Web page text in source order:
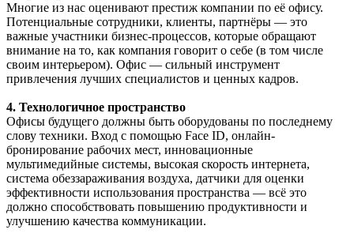
Многие из нас оценивают престиж компании по её офису.
Потенциальные сотрудники, клиенты, партнёры — это
важные участники бизнес-процессов, которые обращают
внимание на то, как компания говорит о себе (в том числе
своим интерьером). Офис — сильный инструмент
привлечения лучших специалистов и ценных кадров.
4. Технологичное пространство
Офисы будущего должны быть оборудованы по последнему
слову техники. Вход с помощью Face ID, онлайн-
бронирование рабочих мест, инновационные
мультимедийные системы, высокая скорость интернета,
система обеззараживания воздуха, датчики для оценки
эффективности использования пространства — всё это
должно способствовать повышению продуктивности и
улучшению качества коммуникации.